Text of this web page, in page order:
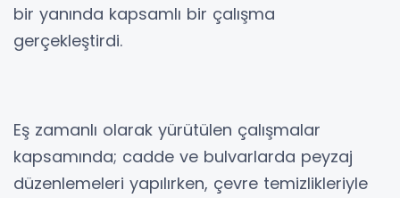
bir yanında kapsamlı bir çalışma
gerçekleştirdi.
Eş zamanlı olarak yürütülen çalışmalar
kapsamında; cadde ve bulvarlarda peyzaj
düzenlemeleri yapılırken, çevre temizlikleriyle